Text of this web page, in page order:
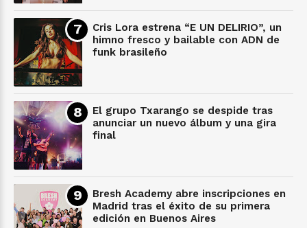
Cris Lora estrena “E UN DELIRIO”, un
himno fresco y bailable con ADN de
funk brasileño
El grupo Txarango se despide tras
anunciar un nuevo álbum y una gira
final
Bresh Academy abre inscripciones en
Madrid tras el éxito de su primera
edición en Buenos Aires